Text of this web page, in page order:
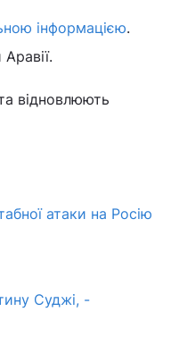
інформацією.
відновлюють
атаки на Росію
Суджі, -